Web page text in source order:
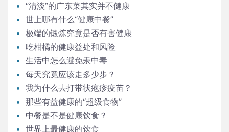
“清淡”的广东菜其实并不健康
世上哪有什么“健康中餐”
极端的锻炼究竟是否有害健康
吃柑橘的健康益处和风险
生活中怎么避免汞中毒
每天究竟应该走多少步？
我为什么去打带状疱疹疫苗？
那些有益健康的“超级食物”
中餐是不是健康饮食？
世界上最健康的饮食